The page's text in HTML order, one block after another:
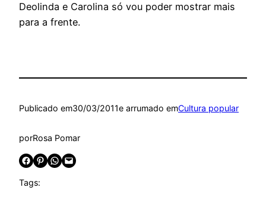
Deolinda e Carolina só vou poder mostrar mais
para a frente.
Publicado em30/03/2011e arrumado emCultura popular
porRosa Pomar
Share on Facebook Share on Pinterest Share on WhatsApp Email this Page
Tags: